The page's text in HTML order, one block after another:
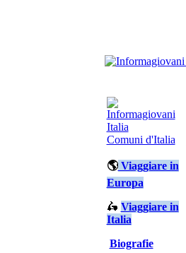
Comuni d'Italia
🌎Viaggiare in
Europa
🛵 Viaggiare in
Italia
Biografie